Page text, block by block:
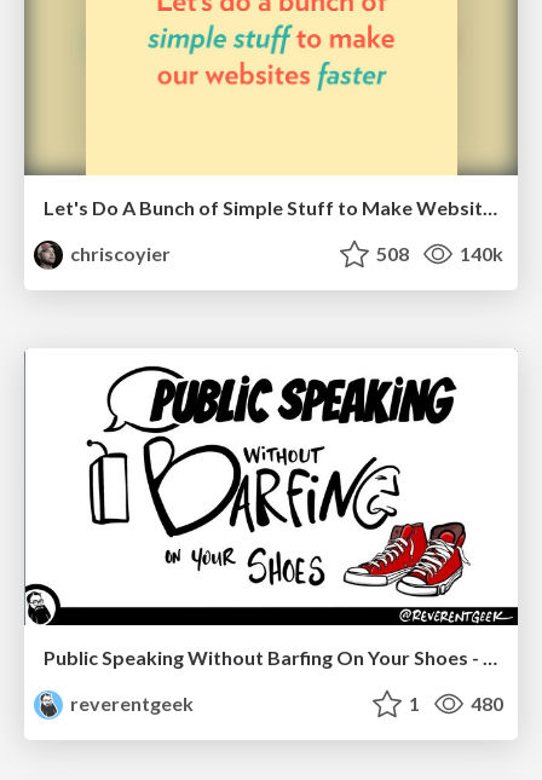
Let's Do A Bunch of Simple Stuff to Make Websites Faster
chriscoyier
508 140k
Public Speaking Without Barfing On Your Shoes - THAT 2023
reverentgeek
1 480